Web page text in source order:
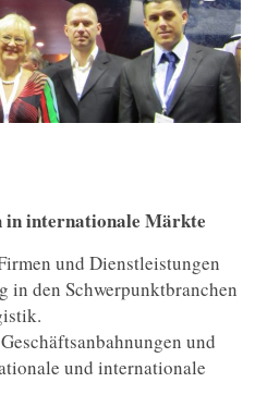
internationale Märkte
und Dienstleistungen
den Schwerpunktbranchen
und
und internationale